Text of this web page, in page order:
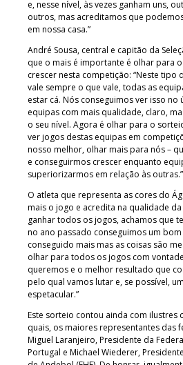
e, nesse nível, às vezes ganham uns,
outros, mas acreditamos que
em nossa casa.”
André Sousa, central e capitão da
que o mais é importante é olhar para
crescer nesta competição: “Neste
vale sempre o que vale, todas as
estar cá. Nós conseguimos ver isso no
equipas com mais qualidade, claro,
o seu nível. Agora é olhar para o
ver jogos destas equipas em
nosso melhor, olhar mais para nós –
e conseguirmos crescer enquanto
superiorizarmos em relação às outras.”
O atleta que representa as cores do
mais o jogo e acredita na qualidade
ganhar todos os jogos, achamos que
no ano passado conseguimos um
conseguido mais mas as coisas são
olhar para todos os jogos com
queremos e o melhor resultado que
pelo qual vamos lutar e, se possível,
espetacular.”
Este sorteio contou ainda com ilustres
quais, os maiores representantes das
Miguel Laranjeiro, Presidente da
Portugal e Michael Wiederer,